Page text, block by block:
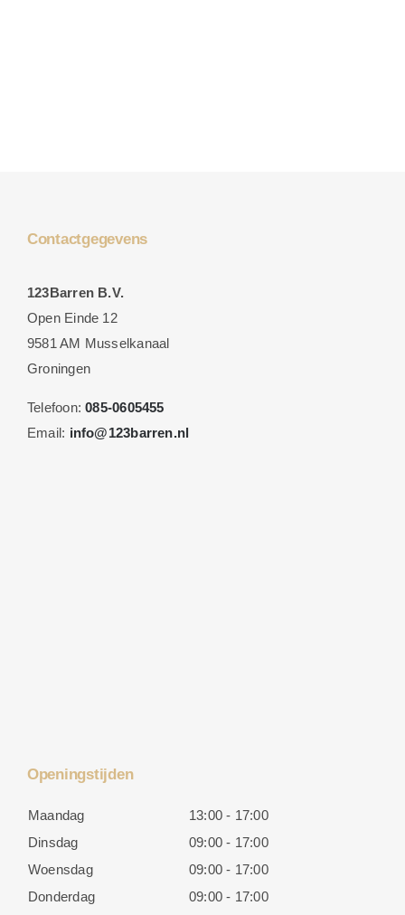
Contactgegevens
123Barren B.V.
Open Einde 12
9581 AM Musselkanaal
Groningen
Telefoon:085-0605455
Email: info@123barren.nl
Openingstijden
Maandag
13:00 - 17:00
Dinsdag
09:00 - 17:00
Woensdag
09:00 - 17:00
Donderdag
09:00 - 17:00